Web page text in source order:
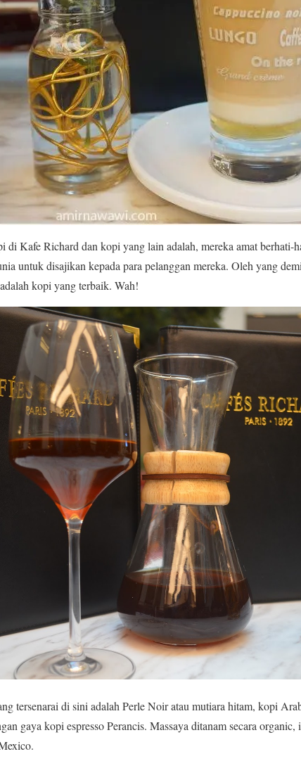
di Kafe Richard dan kopi yang lain adalah, mereka amat
untuk disajikan kepada para pelanggan mereka. Oleh yang
kopi yang terbaik. Wah!
tersenarai di sini adalah Perle Noir atau mutiara hitam, kopi
gaya kopi espresso Perancis. Massaya ditanam secara